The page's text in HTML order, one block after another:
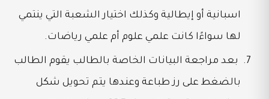
اسبانية أو إيطالية وكذلك اختيار الشعبة التي ينتمي
لها سواءًا كانت علمي علوم أم علمي رياضات.
بعد مراجعة البيانات الخاصة بالطالب يقوم الطالب
بالضغط على رز طباعة وعندها يتم تحويل شكل